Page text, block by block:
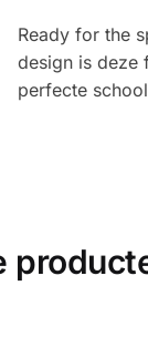
Ready for the
design is deze
perfecte